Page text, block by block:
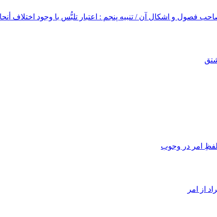
قمى؛
عراقى؛
مازندرانى؛
حويزى؛
رضوى قمى، متخلص به «قدرت»؛
فصول و اشکال آن / تنبیه پنجم : اعتبار تلبُّس با وجود اختلاف
لفظِ امر در وجوب
از امر